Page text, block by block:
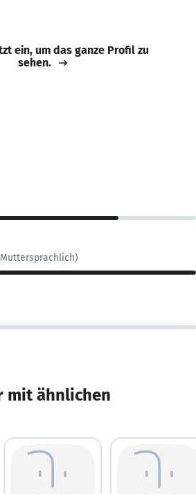
ein, um das ganze Profil zu
sehen.
mit ähnlichen